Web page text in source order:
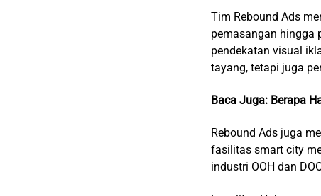
Tim Rebound Ads
pemasangan hingga
pendekatan visual
tayang, tetapi juga
Baca Juga: Berapa
Rebound Ads juga
fasilitas smart city
industri OOH dan